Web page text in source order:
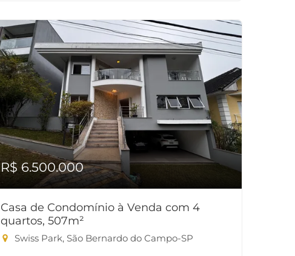
R$ 6.500.000
Casa de Condomínio à Venda com 4
quartos, 507m²
Swiss Park, São Bernardo do Campo-SP